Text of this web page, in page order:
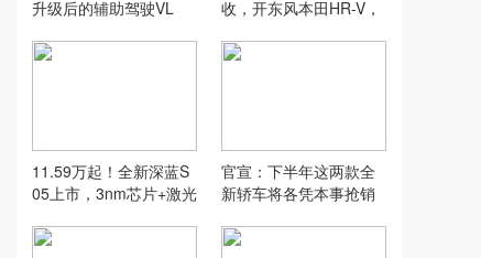
升级后的辅助驾驶VL
收，开东风本田HR-V，
11.59万起！全新深蓝S
05上市，3nm芯片+激光
官宣：下半年这两款全
新轿车将各凭本事抢销